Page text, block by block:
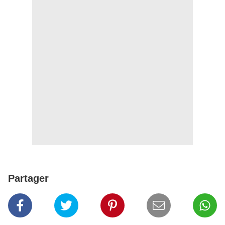
Partager